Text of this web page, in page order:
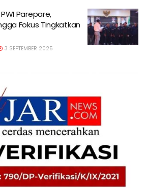
Parepare,
Fokus Tingkatkan
3 SEPTEMBER 2025